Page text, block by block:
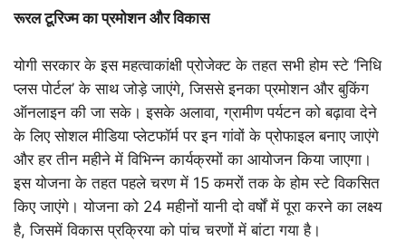
रूरल टूरिज्म का प्रमोशन और विकास
योगी सरकार के इस महत्वाकांक्षी प्रोजेक्ट के तहत सभी होम स्टे ‘निधि
प्लस पोर्टल’ के साथ जोड़े जाएंगे, जिससे इनका प्रमोशन और बुकिंग
ऑनलाइन की जा सके। इसके अलावा, ग्रामीण पर्यटन को बढ़ावा देने
के लिए सोशल मीडिया प्लेटफॉर्म पर इन गांवों के प्रोफाइल बनाए जाएंगे
और हर तीन महीने में विभिन्न कार्यक्रमों का आयोजन किया जाएगा।
इस योजना के तहत पहले चरण में 15 कमरों तक के होम स्टे विकसित
किए जाएंगे। योजना को 24 महीनों यानी दो वर्षों में पूरा करने का लक्ष्य
है, जिसमें विकास प्रक्रिया को पांच चरणों में बांटा गया है।